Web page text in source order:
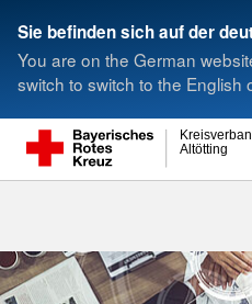
Sie befinden sich auf der
You are on the German
switch to switch to the English
Altötting